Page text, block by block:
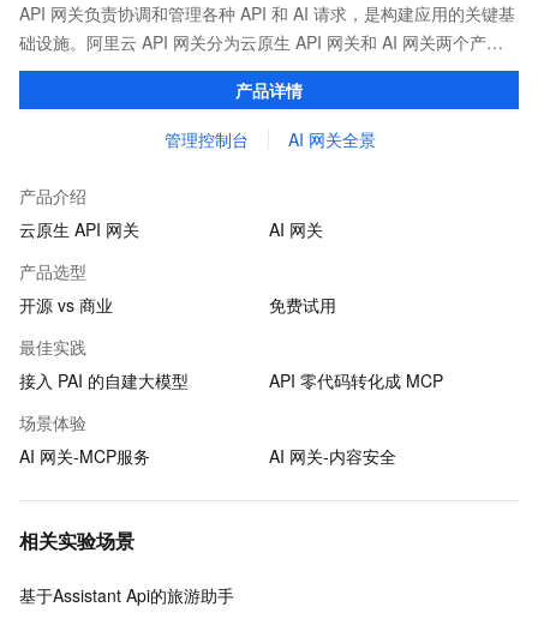
API 网关负责协调和管理各种 API 和 AI 请求，是构建应用的关键基
础设施。阿里云 API 网关分为云原生 API 网关和 AI 网关两个产
品。
产品详情
管理控制台 AI 网关全景
产品介绍
云原生 API 网关
AI 网关
产品选型
开源 vs 商业
免费试用
最佳实践
接入 PAI 的自建大模型
API 零代码转化成 MCP
场景体验
AI 网关-MCP服务
AI 网关-内容安全
相关实验场景
基于Assistant Api的旅游助手